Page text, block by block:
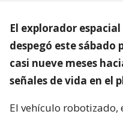
El explorador
despegó este sábado
casi nueve meses
señales de vida en el
El vehículo robotizado,